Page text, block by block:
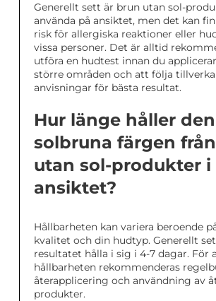
Generellt sett är brun utan sol-
använda på ansiktet, men det kan
risk för allergiska reaktioner eller
vissa personer. Det är alltid
utföra en hudtest innan du
större områden och att följa
anvisningar för bästa resultat.
Hur länge håller den
solbruna färgen
utan sol-produkter i
ansiktet?
Hållbarheten kan variera beroende
kvalitet och din hudtyp. Generellt
resultatet hålla i sig i 4-7 dagar. För
hållbarheten rekommenderas
återapplicering och användning av
produkter.